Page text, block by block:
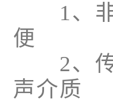
1、非
便
2、传
声介质